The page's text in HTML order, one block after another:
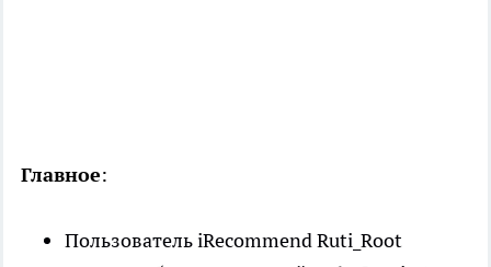
Главное:
Пользователь iRecommend Ruti_Root